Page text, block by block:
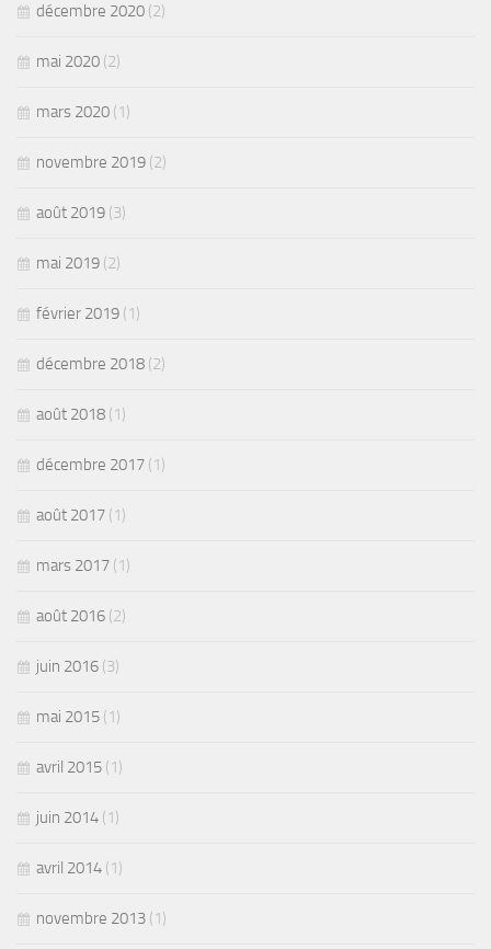
décembre 2020 (2)
mai 2020 (2)
mars 2020 (1)
novembre 2019 (2)
août 2019 (3)
mai 2019 (2)
février 2019 (1)
décembre 2018 (2)
août 2018 (1)
décembre 2017 (1)
août 2017 (1)
mars 2017 (1)
août 2016 (2)
juin 2016 (3)
mai 2015 (1)
avril 2015 (1)
juin 2014 (1)
avril 2014 (1)
novembre 2013 (1)